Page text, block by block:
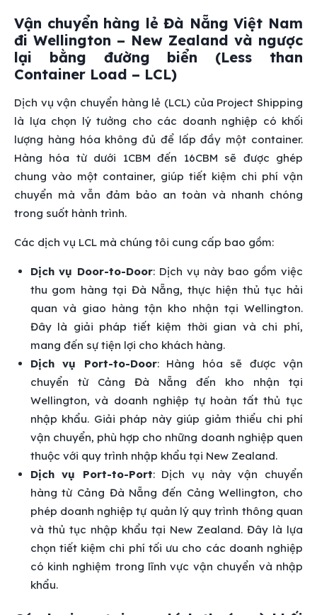
Vận chuyển hàng lẻ Đà Nẵng Việt Nam
đi Wellington – New Zealand và ngược
lại bằng đường biển (Less than
Container Load – LCL)
Dịch vụ vận chuyển hàng lẻ (LCL) của Project Shipping
là lựa chọn lý tưởng cho các doanh nghiệp có khối
lượng hàng hóa không đủ để lấp đầy một container.
Hàng hóa từ dưới 1CBM đến 16CBM sẽ được ghép
chung vào một container, giúp tiết kiệm chi phí vận
chuyển mà vẫn đảm bảo an toàn và nhanh chóng
trong suốt hành trình.
Các dịch vụ LCL mà chúng tôi cung cấp bao gồm:
Dịch vụ Door-to-Door: Dịch vụ này bao gồm việc
thu gom hàng tại Đà Nẵng, thực hiện thủ tục hải
quan và giao hàng tận kho nhận tại Wellington.
Đây là giải pháp tiết kiệm thời gian và chi phí,
mang đến sự tiện lợi cho khách hàng.
Dịch vụ Port-to-Door: Hàng hóa sẽ được vận
chuyển từ Cảng Đà Nẵng đến kho nhận tại
Wellington, và doanh nghiệp tự hoàn tất thủ tục
nhập khẩu. Giải pháp này giúp giảm thiểu chi phí
vận chuyển, phù hợp cho những doanh nghiệp quen
thuộc với quy trình nhập khẩu tại New Zealand.
Dịch vụ Port-to-Port: Dịch vụ này vận chuyển
hàng từ Cảng Đà Nẵng đến Cảng Wellington, cho
phép doanh nghiệp tự quản lý quy trình thông quan
và thủ tục nhập khẩu tại New Zealand. Đây là lựa
chọn tiết kiệm chi phí tối ưu cho các doanh nghiệp
có kinh nghiệm trong lĩnh vực vận chuyển và nhập
khẩu.